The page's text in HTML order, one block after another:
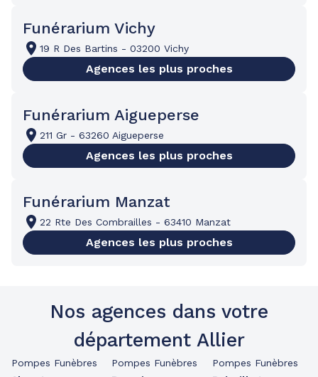
Funérarium Vichy
19 R Des Bartins - 03200 Vichy
Agences les plus proches
Funérarium Aigueperse
211 Gr - 63260 Aigueperse
Agences les plus proches
Funérarium Manzat
22 Rte Des Combrailles - 63410 Manzat
Agences les plus proches
Nos agences dans votre
département Allier
Pompes Funèbres
Pompes Funèbres
Pompes Funèbres